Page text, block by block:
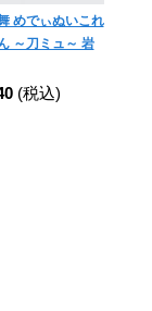
めでぃぬいこれ
～刀ミュ～ 岩
(税込)